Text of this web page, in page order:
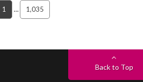
1 … 1,035
Back to Top